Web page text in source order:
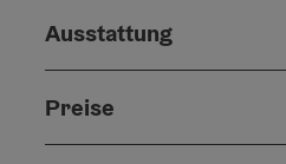
Ausstattung
Preise